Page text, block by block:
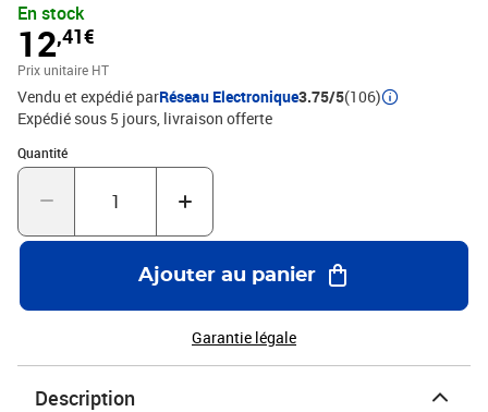
supports : murs, meubles, fenêtres et plus. Ces pastilles adhésives
permettent une fixation rapide, propre et résistante et sont
adaptées à une utilisation sur le bois, le ciment, le verre, le métal,
le plastique et la porcelaine. Elles ne peuvent pas être utilisées sur
des matériaux poreux. Les pastilles adhésives sont détachables
sans abîmer les supports et réutilisables sans perte de leur
propriété adhésive. De plus, elles sont testées sous contrôle
dermatologique. Utilisez ces pastilles adhésives polyvalentes
pour une grande variété d'utilisations à la maison, au bureau ou à
l'école, comme fixer des photos sur des murs ou immobiliser des
objets plus lourds sur des surfaces horizontalesPastilles
adhésives de fixation double-faceFixent du papier et des petits
objets sur différents supports : murs, meubles, fenêtres et
plusDétachables et réutilisablesFixation rapide et propreTesté
sous contrôle dermatologiqueCouleur : TransparentePaquet de
56.
En stock
12,41€
Prix unitaire HT
Vendu et expédié parRéseau Electronique3.75/5(106)
Expédié sous 5 jours livraison offerte
Quantité
Quantité : 1
Ajouter au panier
Garantie légale
Description